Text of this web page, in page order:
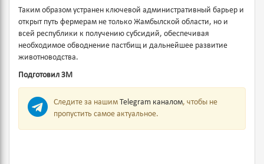
Таким образом устранен ключевой административный барьер и
открыт путь фермерам не только Жамбылской области, но и
всей республики к получению субсидий, обеспечивая
необходимое обводнение пастбищ и дальнейшее развитие
животноводства.
Подготовил ЗМ
Следите за нашим Telegram каналом, чтобы не
пропустить самое актуальное.